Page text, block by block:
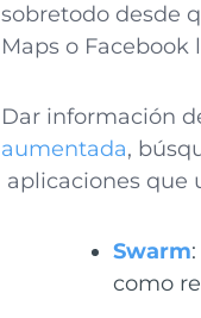
sobretodo desde
Maps o Facebook
Dar información
aumentada,
aplicaciones que
Swarm
como